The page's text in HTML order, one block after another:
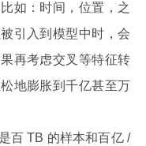
如：时间，位置，之
引入到模型中时，会
再考虑交叉等特征转
地膨胀到千亿甚至万
百 TB 的样本和百亿 /